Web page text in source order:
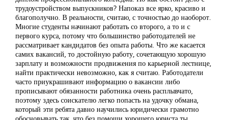
трудоустройством выпускников? Напоказ все ярко, красиво и
благополучно. В реальности, считаю, с точностью до наоборот.
Многие студенты начинают работать со второго, а то и с
первого курса, потому что большинство работодателей не
рассматривает кандидатов без опыта работы. Что же касается
самих вакансий, то достойную работу, сочетающую хорошую
зарплату и возможности продвижения по карьерной лестнице,
найти практически невозможно, как я считаю. Работодатели
часто приукрашивают информацию о вакансии либо
прописывают обязанности работника очень расплывчато,
поэтому здесь соискателю легко попасть на удочку обмана,
который эти ребята давно научились юридически грамотно